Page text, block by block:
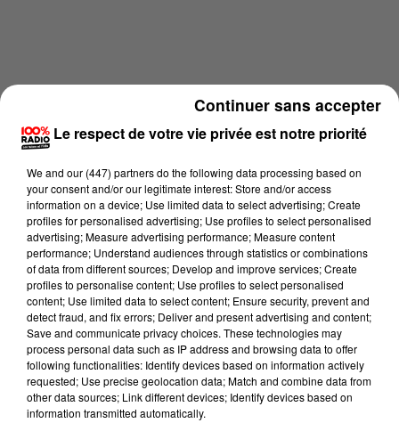
Lecture (4 min 20 sec)
Fred Bompard
On se lève mois bête sur 100% Radio
Le respect de votre vie privée est notre priorité
We and our (447) partnersdo the following data processing based on
your consent and/or our legitimate interest: Store and/or access
information on a device; Use limited data to select advertising; Create
profiles for personalised advertising; Use profiles to select personalised
advertising; Measure advertising performance; Measure content
performance; Understand audiences through statistics or combinations
of data from different sources; Develop and improve services; Create
profiles to personalise content; Use profiles to select personalised
content; Use limited data to select content; Ensure security, prevent and
detect fraud, and fix errors; Deliver and present advertising and content;
Save and communicate privacy choices. These technologies may
process personal data such as IP address and browsing data to offer
following functionalities: Identify devices based on information actively
requested; Use precise geolocation data; Match and combine data from
other data sources; Link different devices; Identify devices based on
information transmitted automatically.
Continuer sans accepter